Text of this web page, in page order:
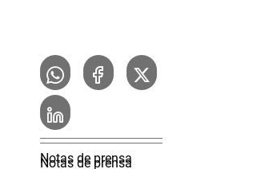
Notas de prensa
Notas de prensa